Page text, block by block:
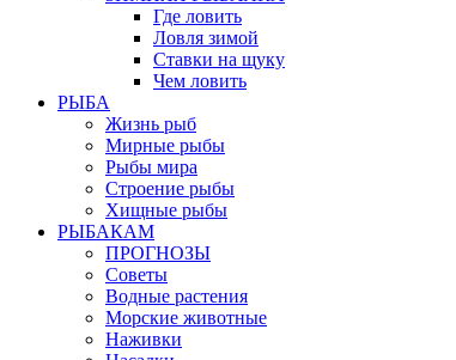
Где ловить
Ловля зимой
Ставки на щуку
Чем ловить
РЫБА
Жизнь рыб
Мирные рыбы
Рыбы мира
Строение рыбы
Хищные рыбы
РЫБАКАМ
ПРОГНОЗЫ
Советы
Водные растения
Морские животные
Наживки